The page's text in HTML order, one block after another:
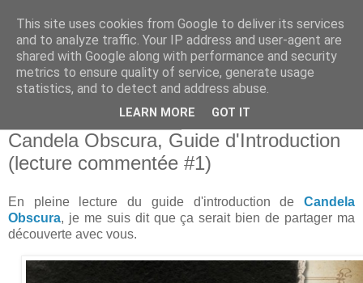
Candela Obscura, Guide d'Introduction
(lecture commentée #1)
En pleine lecture du guide d'introduction de Candela
Obscura, je me suis dit que ça serait bien de partager ma
découverte avec vous.
This site uses cookies from Google to deliver its services
and to analyze traffic. Your IP address and user-agent are
shared with Google along with performance and security
metrics to ensure quality of service, generate usage
statistics, and to detect and address abuse.
LEARN MORE GOT IT